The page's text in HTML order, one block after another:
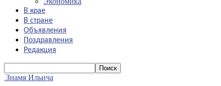
В крае
В стране
Объявления
Поздравления
Редакция
Знамя Ильича